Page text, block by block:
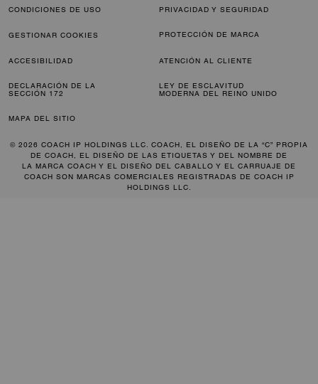
CONDICIONES DE USO PRIVACIDAD Y SEGURIDAD
GESTIONAR COOKIES PROTECCIÓN DE MARCA
ACCESIBILIDAD ATENCIÓN AL CLIENTE
DECLARACIÓN DE LA
SECCIÓN 172
LEY DE ESCLAVITUD
MODERNA DEL REINO UNIDO
MAPA DEL SITIO
© 2026 COACH IP HOLDINGS LLC. COACH, EL DISEÑO DE LA “C” PROPIA
DE COACH, EL DISEÑO DE LAS ETIQUETAS Y DEL NOMBRE DE
LA MARCA COACH Y EL DISEÑO DEL CABALLO Y EL CARRUAJE DE
COACH SON MARCAS COMERCIALES REGISTRADAS DE COACH IP
HOLDINGS LLC.